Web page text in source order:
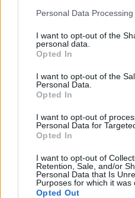
Personal Data
I want to opt-out of the
personal data.
Opted In
I want to opt-out of the
Personal Data.
Opted In
I want to opt-out of
Personal Data for
Opted In
I want to opt-out of
Retention, Sale, and/or
Personal Data that Is
Purposes for which it was
Opted Out
PS quer explicações do
Parque da Serra de São Mamede
de contas do Plano...
6 Agosto, 2026 - 13:17